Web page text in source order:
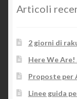
Articoli
2 giorni di
Here We Are!
Proposte per
Linee guida